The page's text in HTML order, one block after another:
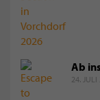
Ab
24.